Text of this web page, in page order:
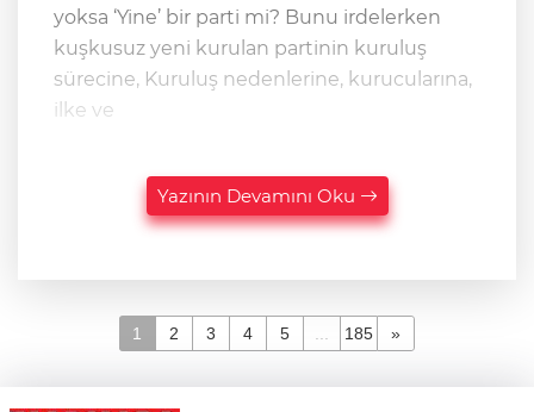
yoksa ‘Yine’ bir parti mi? Bunu irdelerken
kuşkusuz yeni kurulan partinin kuruluş
sürecine, Kuruluş nedenlerine, kurucularına,
ilke ve
Yazının Devamını Oku
1 2 3 4 5 185 »